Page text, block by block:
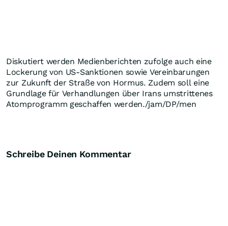
Diskutiert werden Medienberichten zufolge auch eine
Lockerung von US-Sanktionen sowie Vereinbarungen
zur Zukunft der Straße von Hormus. Zudem soll eine
Grundlage für Verhandlungen über Irans umstrittenes
Atomprogramm geschaffen werden./jam/DP/men
Schreibe Deinen Kommentar